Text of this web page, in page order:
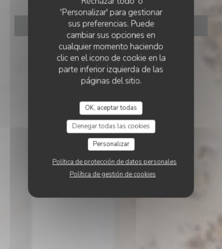
'Personalizar' para gestionar
sus preferencias. Puede
cambiar sus opciones en
cualquier momento haciendo
clic en el icono de cookie en la
parte inferior izquierda de las
páginas del sitio.
OK, aceptar todas
Denegar todas las cookies
Personalizar
Política de protección de datos personales
Política de gestión de cookies
RESERVAR UNA MESA